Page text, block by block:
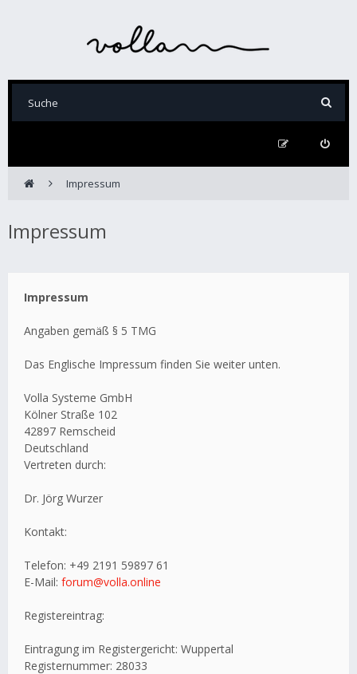
Impressum
Impressum
Impressum
Angaben gemäß § 5 TMG
Das Englische Impressum finden Sie weiter unten.
Volla Systeme GmbH
Kölner Straße 102
42897 Remscheid
Deutschland
Vertreten durch:
Dr. Jörg Wurzer
Kontakt:
Telefon: +49 2191 59897 61
E-Mail: forum@volla.online
Registereintrag:
Eintragung im Registergericht: Wuppertal
Registernummer: 28033